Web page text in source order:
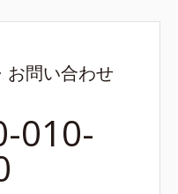
お問い合わせ
010-